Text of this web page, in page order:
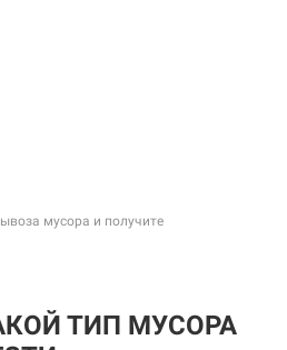
мусора и получите
ТИП МУСОРА